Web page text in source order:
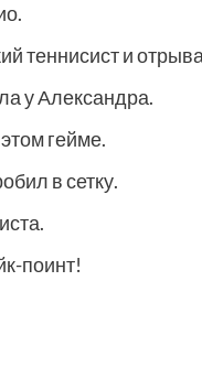
теннисист и
у Александра.
гейме.
в сетку.
поинт!